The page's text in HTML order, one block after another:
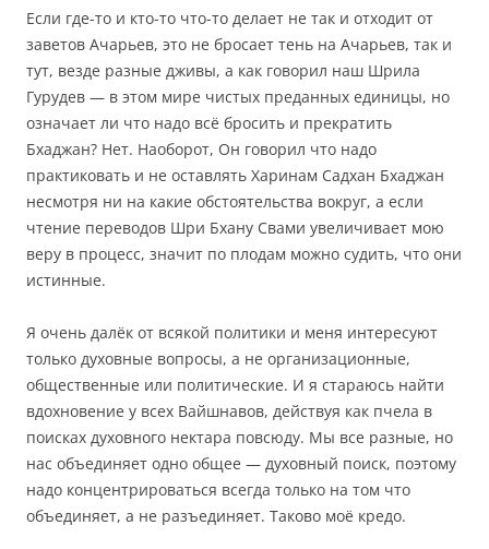
Если где-то и кто-то что-то делает не так и отходит от
заветов Ачарьев, это не бросает тень на Ачарьев, так и
тут, везде разные дживы, а как говорил наш Шрила
Гурудев — в этом мире чистых преданных единицы, но
означает ли что надо всё бросить и прекратить
Бхаджан? Нет. Наоборот, Он говорил что надо
практиковать и не оставлять Харинам Садхан Бхаджан
несмотря ни на какие обстоятельства вокруг, а если
чтение переводов Шри Бхану Свами увеличивает мою
веру в процесс, значит по плодам можно судить, что они
истинные.
Я очень далёк от всякой политики и меня интересуют
только духовные вопросы, а не организационные,
общественные или политические. И я стараюсь найти
вдохновение у всех Вайшнавов, действуя как пчела в
поисках духовного нектара повсюду. Мы все разные, но
нас объединяет одно общее — духовный поиск, поэтому
надо концентрироваться всегда только на том что
объединяет, а не разъединяет. Таково моё кредо.